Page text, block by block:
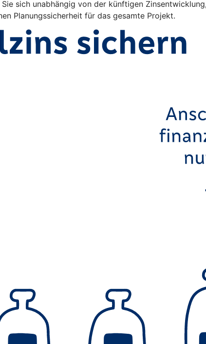
sich unabhängig von der künftigen
Planungssicherheit für das gesamte Projekt.